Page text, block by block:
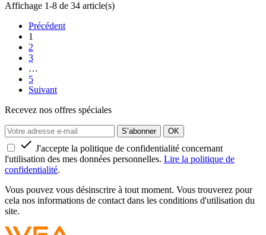
Affichage 1-8 de 34 article(s)
Précédent
1
2
3
…
5
Suivant
Recevez nos offres spéciales
 J'accepte la politique de confidentialité concernant
l'utilisation des mes données personnelles. Lire la politique de
confidentialité.
Vous pouvez vous désinscrire à tout moment. Vous trouverez pour
cela nos informations de contact dans les conditions d'utilisation du
site.